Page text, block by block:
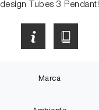
design Tubes 3 Pendant!
Marca